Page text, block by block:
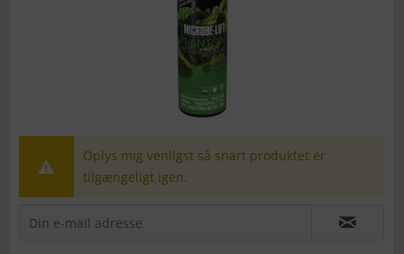
Oplys mig venligst så snart produktet er
tilgængeligt igen.